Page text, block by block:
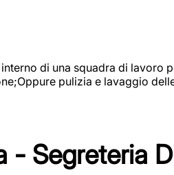
di una squadra di
pulizia e lavaggio
Segreteria